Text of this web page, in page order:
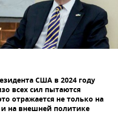
США в 2024 году
всех сил пытаются
отражается не только на
на внешней политике